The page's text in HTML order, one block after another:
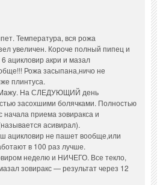
Температура, вся рожа
увеличен. Короче полный пипец и
ацикловир акри и мазал
Рожа засыпана,ничо не
плинтуса.
Мажу. На СЛЕДУЮЩИЙ день
засохшими болячками. Полностью
приема зовиракса и
асивирал).
ацикловир не пашет вообще,или
в 100 раз лучше.
неделю и НИЧЕГО. Все текло,
зовиракс — результат через 12